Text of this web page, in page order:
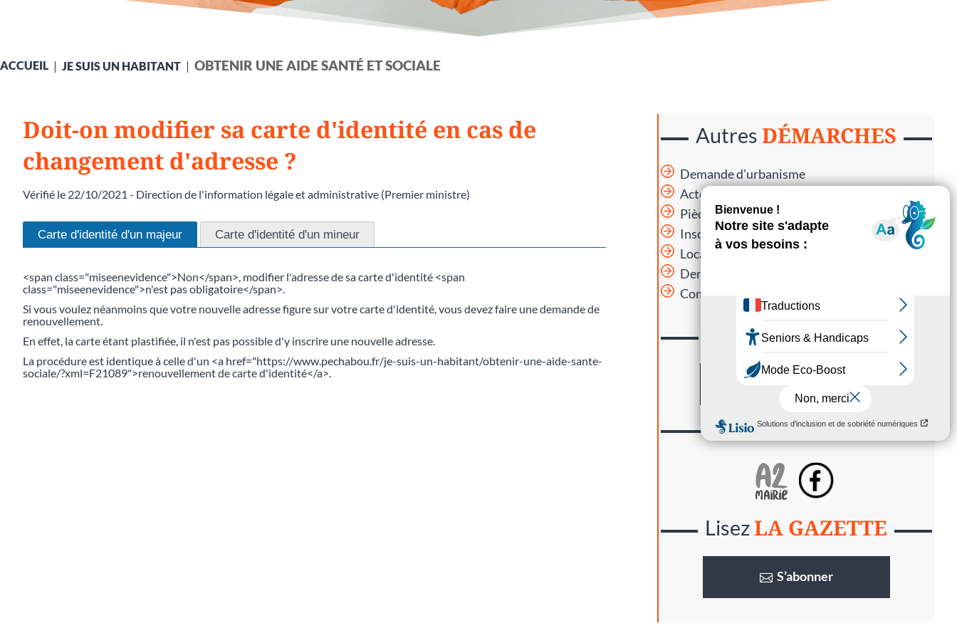
ACCUEIL JE SUIS UN HABITANT OBTENIR UNE AIDE SANTÉ ET SOCIALE
Doit-on modifier sa carte d'identité en cas de
changement d'adresse ?
Vérifié le 22/10/2021 - Direction de l'information légale et administrative (Premier ministre)
Carte d'identité d'un majeur Carte d'identité d'un mineur
<span class="miseenevidence">Non</span>, modifier l'adresse de sa carte d'identité <span
class="miseenevidence">n'est pas obligatoire</span>.
Si vous voulez néanmoins que votre nouvelle adresse figure sur votre carte d'identité, vous devez faire une demande de
renouvellement.
En effet, la carte étant plastifiée, il n'est pas possible d'y inscrire une nouvelle adresse.
La procédure est identique à celle d'un <a href="https://www.pechabou.fr/je-suis-un-habitant/obtenir-une-aide-sante-
sociale/?xml=F21089">renouvellement de carte d'identité</a>.
AutresDÉMARCHES
Demande d’urbanisme
Actes d’état civil
Pièce d’identité
Inscription listes électorales
Location de salle et matériel
Demande de subventions municipales
Comment se passe le permis de conduire ?
NousCONTACTER
NousSUIVRE
LisezLA GAZETTE
S’abonner